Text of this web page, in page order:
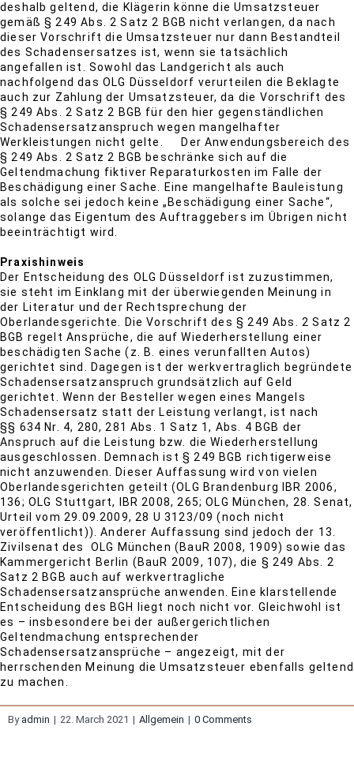
deshalb geltend, die Klägerin könne die Umsatzsteuer
gemäß § 249 Abs. 2 Satz 2 BGB nicht verlangen, da nach
dieser Vorschrift die Umsatzsteuer nur dann Bestandteil
des Schadensersatzes ist, wenn sie tatsächlich
angefallen ist. Sowohl das Landgericht als auch
nachfolgend das OLG Düsseldorf verurteilen die Beklagte
auch zur Zahlung der Umsatzsteuer, da die Vorschrift des
§ 249 Abs. 2 Satz 2 BGB für den hier gegenständlichen
Schadensersatzanspruch wegen mangelhafter
Werkleistungen nicht gelte. Der Anwendungsbereich des
§ 249 Abs. 2 Satz 2 BGB beschränke sich auf die
Geltendmachung fiktiver Reparaturkosten im Falle der
Beschädigung einer Sache. Eine mangelhafte Bauleistung
als solche sei jedoch keine „Beschädigung einer Sache“,
solange das Eigentum des Auftraggebers im Übrigen nicht
beeinträchtigt wird.
Praxishinweis
Der Entscheidung des OLG Düsseldorf ist zuzustimmen,
sie steht im Einklang mit der überwiegenden Meinung in
der Literatur und der Rechtsprechung der
Oberlandesgerichte. Die Vorschrift des § 249 Abs. 2 Satz 2
BGB regelt Ansprüche, die auf Wiederherstellung einer
beschädigten Sache (z. B. eines verunfallten Autos)
gerichtet sind. Dagegen ist der werkvertraglich begründete
Schadensersatzanspruch grundsätzlich auf Geld
gerichtet. Wenn der Besteller wegen eines Mangels
Schadensersatz statt der Leistung verlangt, ist nach
§§ 634 Nr. 4, 280, 281 Abs. 1 Satz 1, Abs. 4 BGB der
Anspruch auf die Leistung bzw. die Wiederherstellung
ausgeschlossen. Demnach ist § 249 BGB richtigerweise
nicht anzuwenden. Dieser Auffassung wird von vielen
Oberlandesgerichten geteilt (OLG Brandenburg IBR 2006,
136; OLG Stuttgart, IBR 2008, 265; OLG München, 28. Senat,
Urteil vom 29.09.2009, 28 U 3123/09 (noch nicht
veröffentlicht)). Anderer Auffassung sind jedoch der 13.
Zivilsenat des OLG München (BauR 2008, 1909) sowie das
Kammergericht Berlin (BauR 2009, 107), die § 249 Abs. 2
Satz 2 BGB auch auf werkvertragliche
Schadensersatzansprüche anwenden. Eine klarstellende
Entscheidung des BGH liegt noch nicht vor. Gleichwohl ist
es – insbesondere bei der außergerichtlichen
Geltendmachung entsprechender
Schadensersatzansprüche – angezeigt, mit der
herrschenden Meinung die Umsatzsteuer ebenfalls geltend
zu machen.
By admin | 22. March 2021 | Allgemein | 0 Comments